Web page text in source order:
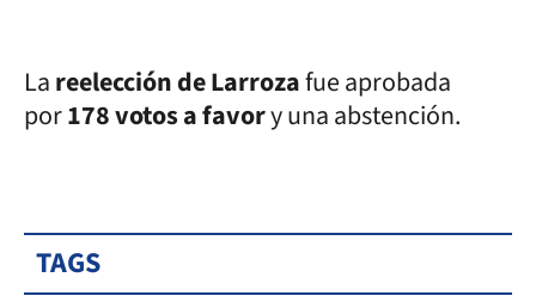
Lareelección de Larrozafue aprobada
por178 votos a favory una abstención.
TAGS